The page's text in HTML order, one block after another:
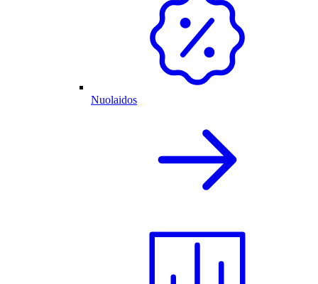
Nuolaidos